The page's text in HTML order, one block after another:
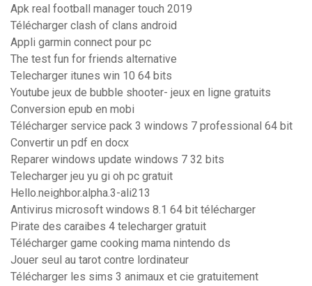
Apk real football manager touch 2019
Télécharger clash of clans android
Appli garmin connect pour pc
The test fun for friends alternative
Telecharger itunes win 10 64 bits
Youtube jeux de bubble shooter- jeux en ligne gratuits
Conversion epub en mobi
Télécharger service pack 3 windows 7 professional 64 bit
Convertir un pdf en docx
Reparer windows update windows 7 32 bits
Telecharger jeu yu gi oh pc gratuit
Hello.neighbor.alpha.3-ali213
Antivirus microsoft windows 8.1 64 bit télécharger
Pirate des caraibes 4 telecharger gratuit
Télécharger game cooking mama nintendo ds
Jouer seul au tarot contre lordinateur
Télécharger les sims 3 animaux et cie gratuitement